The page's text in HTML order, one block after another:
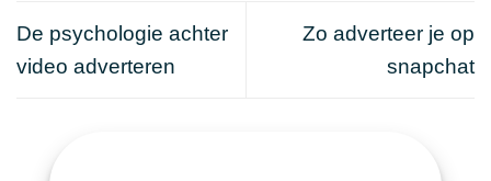
De psychologie achter
video adverteren
Zo adverteer je op
snapchat